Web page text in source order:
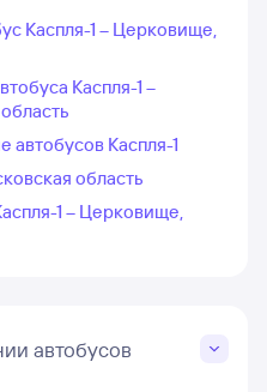
Каспля-1 – Церковище,
Каспля-1 –
автобусов Каспля-1
область
1 – Церковище,
автобусов